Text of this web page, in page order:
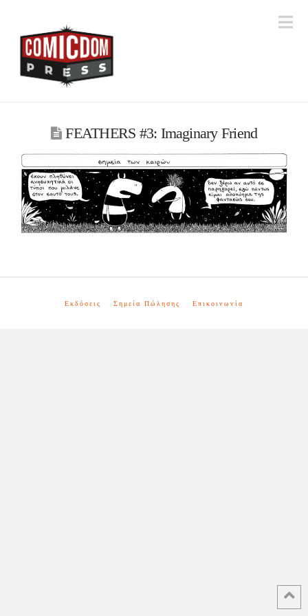
FEATHERS #3: Imaginary Friend
Εκδόσεις Σημεία Πώλησης Επικοινωνία